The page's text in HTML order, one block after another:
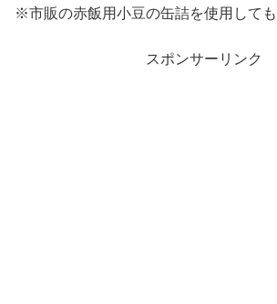
※市販の赤飯用小豆の缶詰を使用して
スポンサーリンク